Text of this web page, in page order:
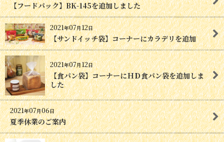
【フードパック】BK-145を追加しました
2021年07月12日
【サンドイッチ袋】コーナーにカラデリを追加
2021年07月12日
【食パン袋】コーナーにＨＤ食パン袋を追加しま
した
2021年07月06日
夏季休業のご案内